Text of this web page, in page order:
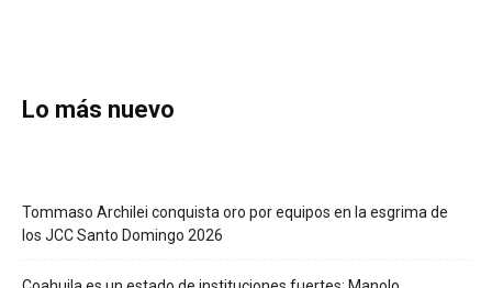
Lo más nuevo
Tommaso Archilei conquista oro por equipos en la esgrima de
los JCC Santo Domingo 2026